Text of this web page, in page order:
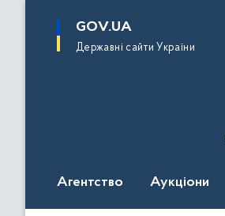
основного
GOV.UA
Державні сайти України
Агентство Аукціони